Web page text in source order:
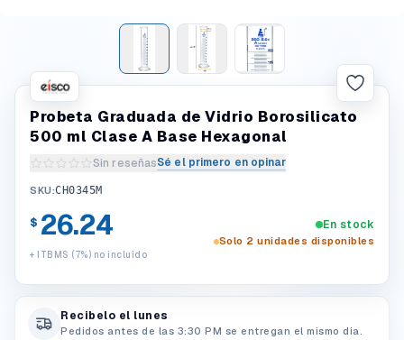
Probeta Graduada de Vidrio Borosilicato
500 ml Clase A Base Hexagonal
Sin reseñasSé el primero en opinar
Escribir una reseña del producto
SKU:CH0345M
$ 26.24
+ ITBMS (7%) no incluido
En stock
Solo 2 unidades disponibles
Recibelo el lunes
Pedidos antes de las 3:30 PM se entregan el mismo dia.